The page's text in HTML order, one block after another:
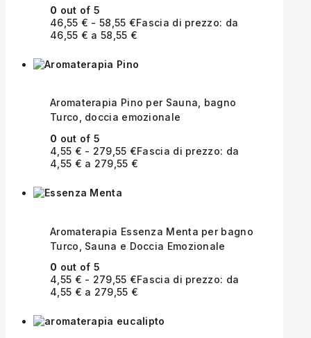
0 out of 5
46,55 € - 58,55 €Fascia di prezzo: da
46,55 € a 58,55 €
Aromaterapia Pino per Sauna, bagno
Turco, doccia emozionale
0 out of 5
4,55 € - 279,55 €Fascia di prezzo: da
4,55 € a 279,55 €
Aromaterapia Essenza Menta per bagno
Turco, Sauna e Doccia Emozionale
0 out of 5
4,55 € - 279,55 €Fascia di prezzo: da
4,55 € a 279,55 €